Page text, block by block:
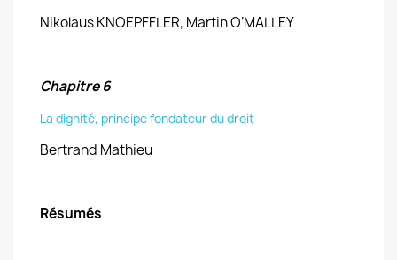
Nikolaus KNOEPFFLER, Martin O’MALLEY
Chapitre 6
La dignité, principe fondateur du droit
Bertrand Mathieu
Résumés